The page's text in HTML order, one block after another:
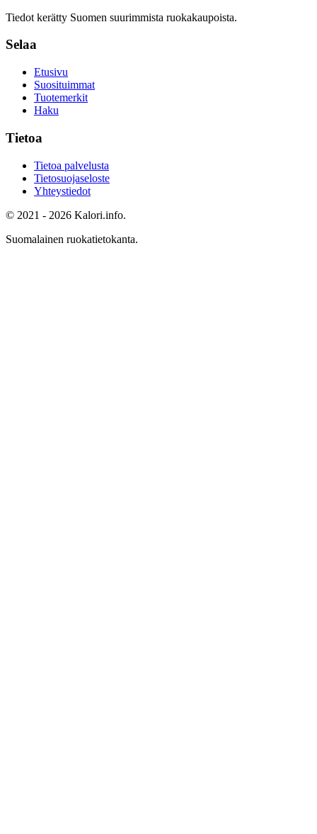
Tiedot kerätty Suomen suurimmista ruokakaupoista.
Selaa
Etusivu
Suosituimmat
Tuotemerkit
Haku
Tietoa
Tietoa palvelusta
Tietosuojaseloste
Yhteystiedot
© 2021 - 2026 Kalori.info.
Suomalainen ruokatietokanta.